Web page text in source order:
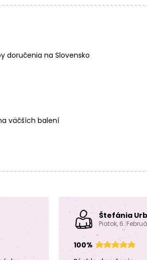
doručenia na Slovensko
väčších balení
Štefánia
Piatok, 6.
100%